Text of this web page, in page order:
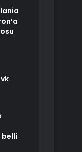
belli